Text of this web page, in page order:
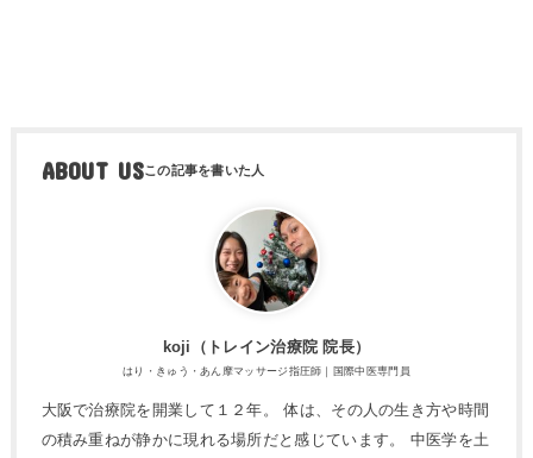
ABOUT US
koji（トレ​イン治療院 院長）
はり・きゅう・あん摩マッサージ指圧師｜国際中医専門員
大阪で治療院を開業して１２年。 体は、その人の生き方や時間
の積み重ねが静かに現れる場所だと感じています。 中医学を土